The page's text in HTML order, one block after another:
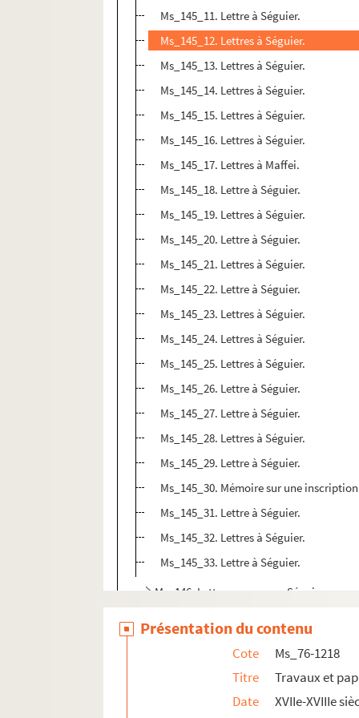
Ms_145_11. Lettre à Séguier.
Ms_145_12. Lettres à Séguier.
Ms_145_13. Lettres à Séguier.
Ms_145_14. Lettres à Séguier.
Ms_145_15. Lettres à Séguier.
Ms_145_16. Lettres à Séguier.
Ms_145_17. Lettres à Maffei.
Ms_145_18. Lettre à Séguier.
Ms_145_19. Lettres à Séguier.
Ms_145_20. Lettre à Séguier.
Ms_145_21. Lettres à Séguier.
Ms_145_22. Lettre à Séguier.
Ms_145_23. Lettres à Séguier.
Ms_145_24. Lettres à Séguier.
Ms_145_25. Lettres à Séguier.
Ms_145_26. Lettre à Séguier.
Ms_145_27. Lettre à Séguier.
Ms_145_28. Lettres à Séguier.
Ms_145_29. Lettre à Séguier.
Ms_145_30. Mémoire sur une
Ms_145_31. Lettre à Séguier.
Ms_145_32. Lettres à Séguier.
Ms_145_33. Lettre à Séguier.
Ms_146. Lettres reçues par Séguier.
Présentation du contenu
Cote
Ms_76-1218
Titre
Travaux et
Date
XVIIe-XVIIIe